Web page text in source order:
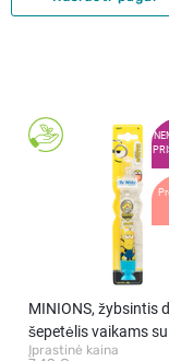
MINIONS, žybsintis
šepetėlis vaikams su
siurbtuku, 1 vnt.
Įprastinė kaina